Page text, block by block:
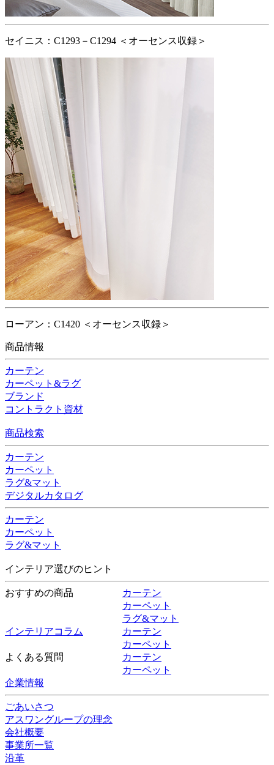
セイニス：C1293－C1294 ＜オーセンス収録＞
ローアン：C1420 ＜オーセンス収録＞
商品情報
カーテン
カーペット&ラグ
ブランド
コントラクト資材
商品検索
カーテン
カーペット
ラグ&マット
デジタルカタログ
カーテン
カーペット
ラグ&マット
インテリア選びのヒント
おすすめの商品
カーテン
カーペット
ラグ&マット
インテリアコラム
カーテン
カーペット
よくある質問
カーテン
カーペット
企業情報
ごあいさつ
アスワングループの理念
会社概要
事業所一覧
沿革